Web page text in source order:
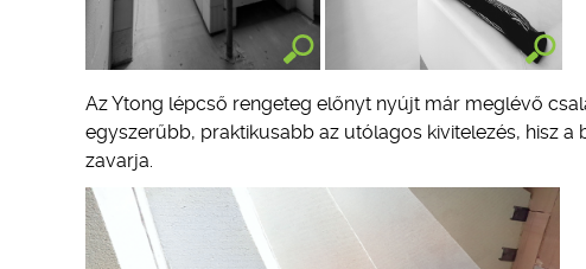
Az Ytong lépcső rengeteg előnyt nyújt már meglévő
egyszerűbb, praktikusabb az utólagos kivitelezés, hisz
zavarja.